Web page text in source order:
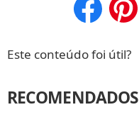
Este conteúdo foi útil?
RECOMENDADOS